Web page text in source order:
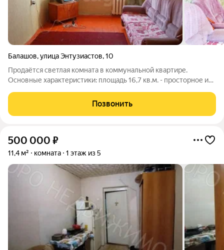
Балашов,улица Энтузиастов,10
Продаётся светлая комната в коммунальной квартире.
Основные характеристики: площадь 16,7 кв.м. - просторное и
комнате всегда тихо. Сторона: Солнечная! В комнате всегда
много естественного
Позвонить
500 000 ₽
11,4 м² комната 1 этаж из 5